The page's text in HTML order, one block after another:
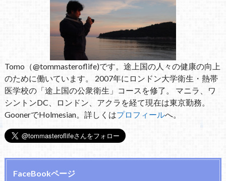
Tomo（@tommasteroflife)です。途上国の人々の健康の向上
のために働いています。 2007年にロンドン大学衛生・熱帯
医学校の「途上国の公衆衛生」コースを修了。 マニラ、ワ
シントンDC、ロンドン、アクラを経て現在は東京勤務。
GoonerでHolmesian。詳しくはプロフィールへ。
FaceBookページ